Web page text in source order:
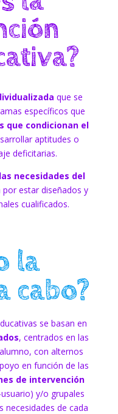
que se
específicos que
que condicionan el
aptitudes o
deficitarias.
necesidades del
estar diseñados y
cualificados.
la
cabo?
se basan en
, centrados en las
con alternos
en función de las
de intervención
y/o grupales
necesidades de cada